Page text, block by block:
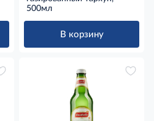
500мл
В корзину